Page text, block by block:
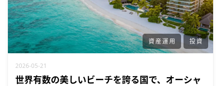
資産運用 投資
2026-05-21
世界有数の美しいビーチを誇る国で、オーシャ